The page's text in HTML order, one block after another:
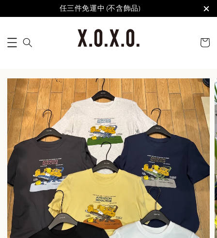
任三件免運中 (不含飾品)